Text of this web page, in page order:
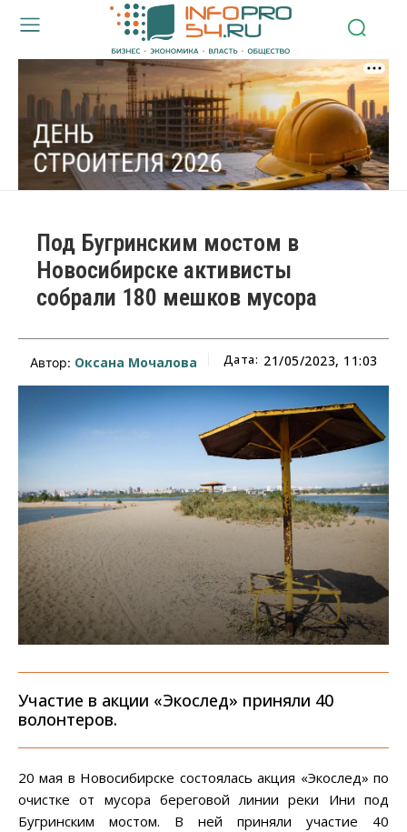
Под Бугринским мостом в
Новосибирске активисты
собрали 180 мешков мусора
Автор: Оксана Мочалова Дата: 21/05/2023, 11:03
Участие в акции «Экослед» приняли 40
волонтеров.
20 мая в Новосибирске состоялась акция «Экослед» по
очистке от мусора береговой линии реки Ини под
Бугринским мостом. В ней приняли участие 40